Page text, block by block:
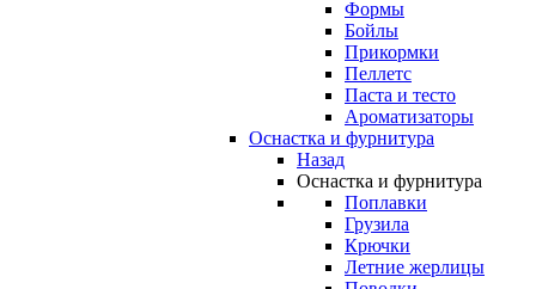
Формы
Бойлы
Прикормки
Пеллетс
Паста и тесто
Ароматизаторы
Оснастка и фурнитура
Назад
Оснастка и фурнитура
Поплавки
Грузила
Крючки
Летние жерлицы